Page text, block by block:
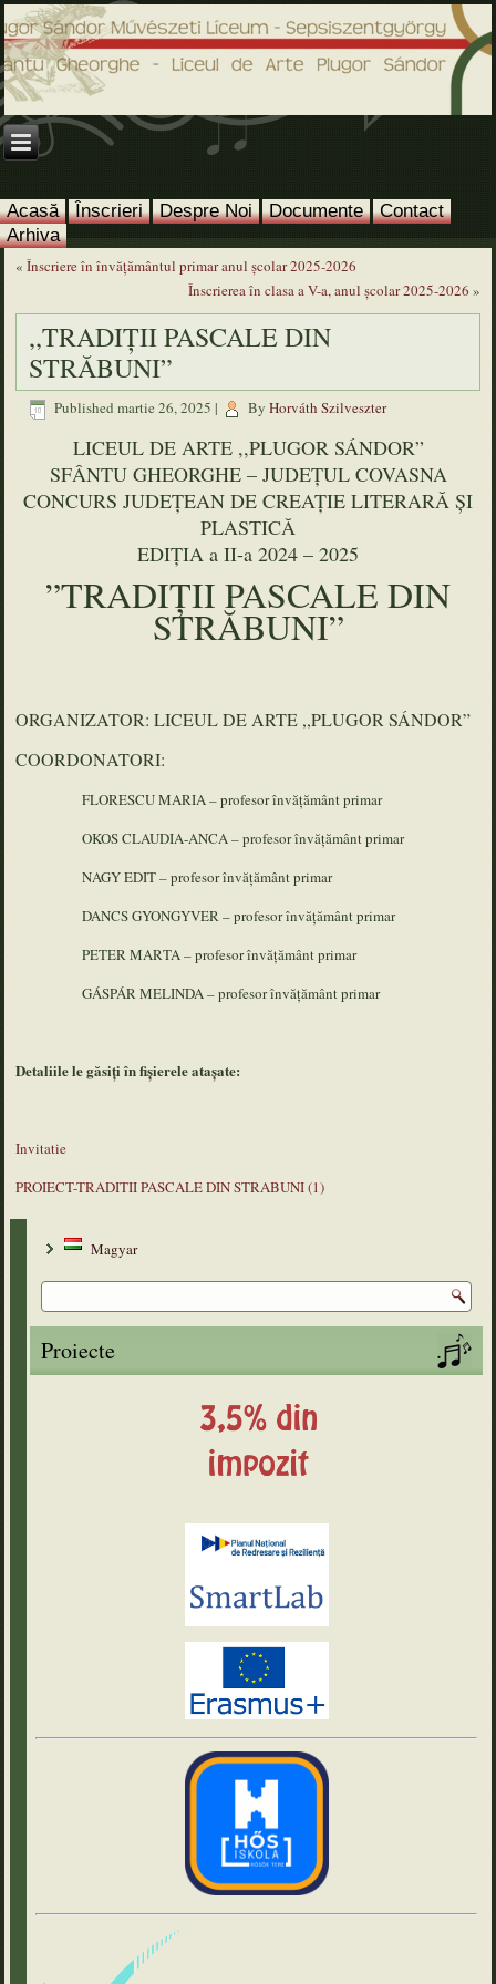
Acasă Înscrieri Despre Noi Documente
Contact
Arhiva
«Înscriere în învățământul primar anul şcolar 2025-2026
Înscrierea în clasa a V-a, anul şcolar 2025-2026 »
,,TRADIȚII PASCALE DIN
STRĂBUNI”
Published martie 26, 2025 | By Horváth Szilveszter
LICEUL DE ARTE ,,PLUGOR SÁNDOR”
SFÂNTU GHEORGHE – JUDEȚUL COVASNA
CONCURS JUDEȚEAN DE CREAȚIE LITERARĂ ȘI
PLASTICĂ
EDIŢIA a II-a 2024 – 2025
”TRADIȚII PASCALE DIN
STRĂBUNI”
ORGANIZATOR: LICEUL DE ARTE ,,PLUGOR SÁNDOR”
COORDONATORI:
FLORESCU MARIA – profesor învățământ primar
OKOS CLAUDIA-ANCA – profesor învățământ primar
NAGY EDIT – profesor învățământ primar
DANCS GYONGYVER – profesor învățământ primar
PETER MARTA – profesor învățământ primar
GÁSPÁR MELINDA – profesor învățământ primar
Detaliile le găsiți în fișierele atașate:
Invitatie
PROIECT-TRADITII PASCALE DIN STRABUNI (1)
Magyar
Proiecte